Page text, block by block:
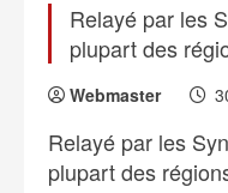
Relayé par les
plupart des
Webmaster
Relayé par les
plupart des